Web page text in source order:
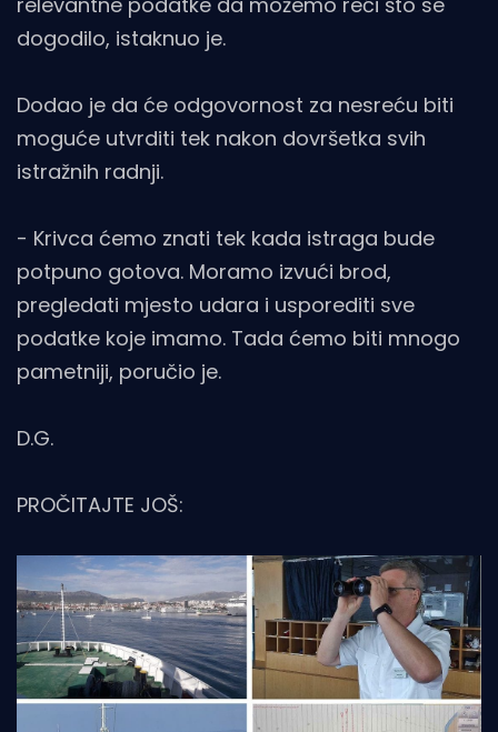
dogodilo, istaknuo je.
Dodao je da će odgovornost za nesreću biti
moguće utvrditi tek nakon dovršetka svih
istražnih radnji.
- Krivca ćemo znati tek kada istraga bude
potpuno gotova. Moramo izvući brod,
pregledati mjesto udara i usporediti sve
podatke koje imamo. Tada ćemo biti mnogo
pametniji, poručio je.
D.G.
PROČITAJTE JOŠ: